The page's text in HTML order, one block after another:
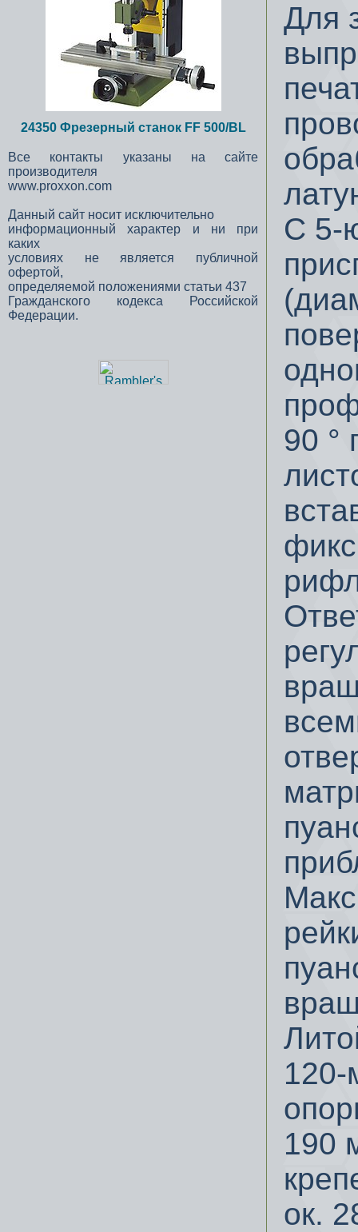
24350 Фрезерный станок FF 500/BL
Все контакты указаны на сайте
производителя
www.proxxon.com
Данный сайт носит исключительно
информационный характер и ни при
каких
условиях не является публичной
офертой,
определяемой положениями статьи 437
Гражданского кодекса Российской
Федерации.
Для
С 5-
90 °
190
ок.